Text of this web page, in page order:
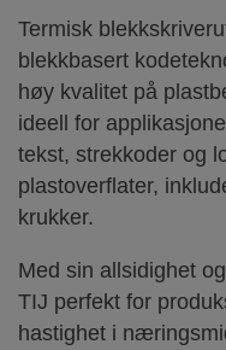
Termisk
blekkbasert
høy kvalitet på
ideell for
tekst, strekkoder og
plastoverflater,
krukker.
Med sin allsidighet
TIJ perfekt for
hastighet i